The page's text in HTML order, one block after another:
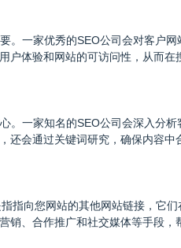
。一家优秀的SEO公司会对客户
户体验和网站的可访问性，从而在
。一家知名的SEO公司会深入分
还会通过关键词研究，确保内容
指向您网站的其他网站链接，它
销、合作推广和社交媒体等手段